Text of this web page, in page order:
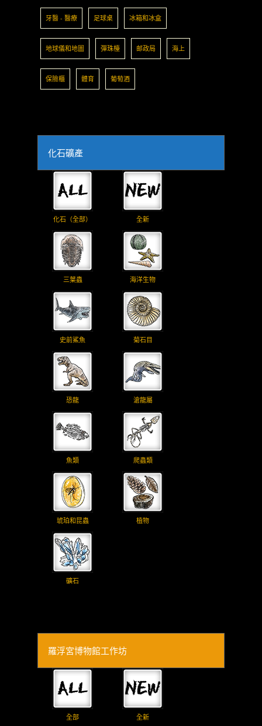
牙醫 - 醫療 足球桌 冰箱和冰盒
地球儀和地圖 彈珠檯 邮政局 海上
保險櫃 體育 葡萄酒
化石礦產
化石（全部） 全新
三葉蟲 海洋生物
史前鯊魚 菊石目
恐龍 滄龍屬
魚類 爬蟲類
琥珀和昆蟲 植物
礦石
羅浮宮博物館工作坊
全部 全新